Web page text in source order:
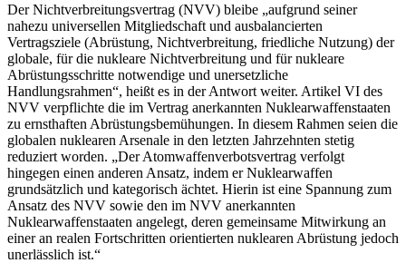
Der Nichtverbreitungsvertrag (NVV) bleibe „aufgrund seiner
nahezu universellen Mitgliedschaft und ausbalancierten
Vertragsziele (Abrüstung, Nichtverbreitung, friedliche Nutzung) der
globale, für die nukleare Nichtverbreitung und für nukleare
Abrüstungsschritte notwendige und unersetzliche
Handlungsrahmen“, heißt es in der Antwort weiter. Artikel VI des
NVV verpflichte die im Vertrag anerkannten Nuklearwaffenstaaten
zu ernsthaften Abrüstungsbemühungen. In diesem Rahmen seien die
globalen nuklearen Arsenale in den letzten Jahrzehnten stetig
reduziert worden. „Der Atomwaffenverbotsvertrag verfolgt
hingegen einen anderen Ansatz, indem er Nuklearwaffen
grundsätzlich und kategorisch ächtet. Hierin ist eine Spannung zum
Ansatz des NVV sowie den im NVV anerkannten
Nuklearwaffenstaaten angelegt, deren gemeinsame Mitwirkung an
einer an realen Fortschritten orientierten nuklearen Abrüstung jedoch
unerlässlich ist.“